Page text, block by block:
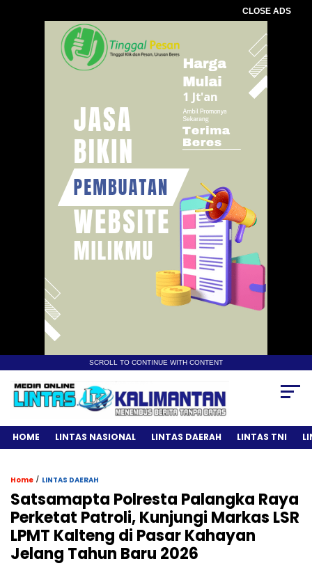
CLOSE ADS
SCROLL TO CONTINUE WITH CONTENT
HOME LINTAS NASIONAL LINTAS DAERAH LINTAS TNI
Home / LINTAS DAERAH
Satsamapta Polresta Palangka Raya
Perketat Patroli, Kunjungi Markas LSR
LPMT Kalteng di Pasar Kahayan
Jelang Tahun Baru 2026